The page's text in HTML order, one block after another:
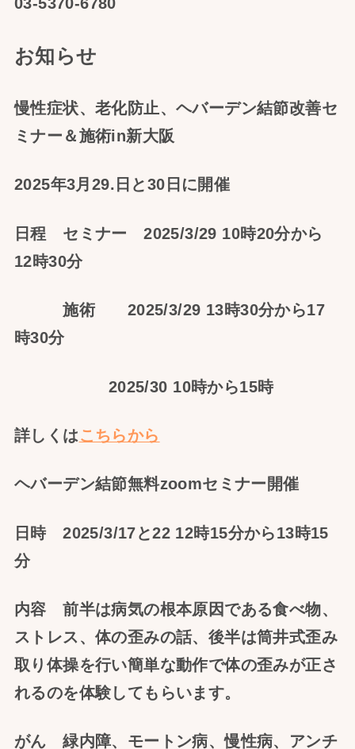
お知らせ
慢性症状、老化防止、ヘバーデン結節改善セ
ミナー＆施術in新大阪
2025年3月29.日と30日に開催
日程 セミナー 2025/3/29 10時20分から
12時30分
施術 2025/3/29 13時30分から17
時30分
2025/30 10時から15時
詳しくはこちらから
ヘバーデン結節無料zoomセミナー開催
日時 2025/3/17と22 12時15分から13時15
分
内容 前半は病気の根本原因である食べ物、
ストレス、体の歪みの話、後半は筒井式歪み
取り体操を行い簡単な動作で体の歪みが正さ
れるのを体験してもらいます。
がん 緑内障、モートン病、慢性病、アンチ